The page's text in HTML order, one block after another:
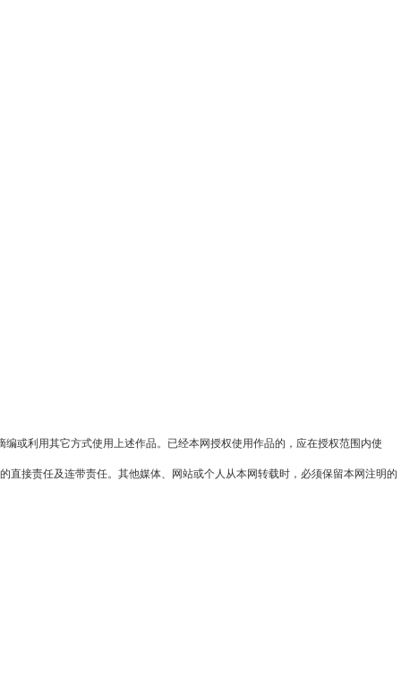
或利用其它方式使用上述作品。已经本网授权使用作品的，应在授权范围内使
接责任及连带责任。其他媒体、网站或个人从本网转载时，必须保留本网注明的